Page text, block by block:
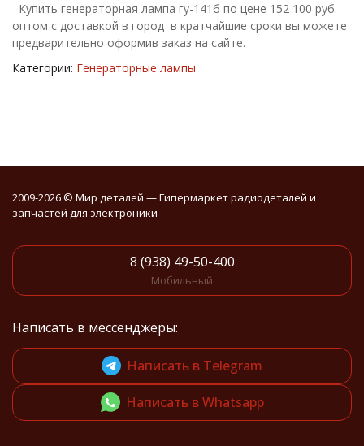
Купить генераторная лампа гу-141б по цене 152 100 руб.
оптом с доставкой в город в кратчайшие сроки вы можете
предварительно оформив заказ на сайте.
Категории: Генераторные лампы
2009-2026 © Мир деталей — Гипермаркет радиодеталей и
запчастей для электроники
8 (938) 49-50-400
Мобильный
Написать в мессенджеры:
Написать в Telegram
Написать в Whatsapp